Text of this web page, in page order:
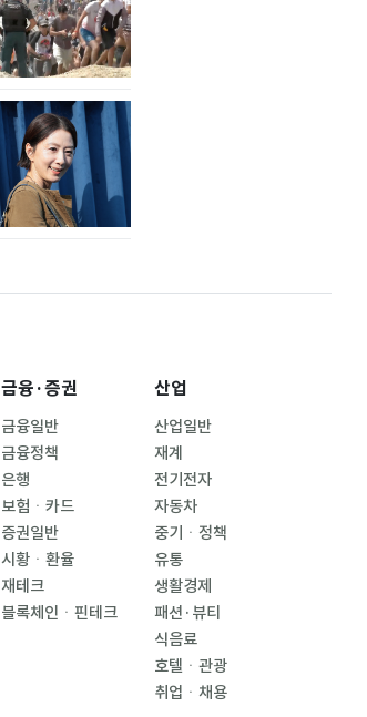
금융·증권
금융일반
금융정책
은행
보험ㆍ카드
증권일반
시황ㆍ환율
재테크
블록체인ㆍ핀테크
산업
산업일반
재계
전기전자
자동차
중기ㆍ정책
유통
생활경제
패션·뷰티
식음료
호텔ㆍ관광
취업ㆍ채용